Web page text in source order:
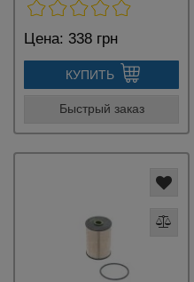
Цена: 338 грн
КУПИТЬ
Быстрый заказ